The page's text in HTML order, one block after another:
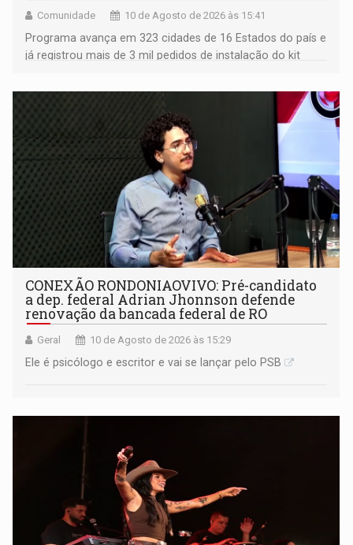
Comunidade 10 de Agosto de 2026 às 15:41
Programa avança em 323 cidades de 16 Estados do país e
já registrou mais de 3 mil pedidos de instalação do kit
contempladas
CONEXÃO RONDONIAOVIVO: Pré-candidato
a dep. federal Adrian Jhonnson defende
renovação da bancada federal de RO
Geral 10 de Agosto de 2026 às 15:29
Ele é psicólogo e escritor e vai se lançar pelo PSB